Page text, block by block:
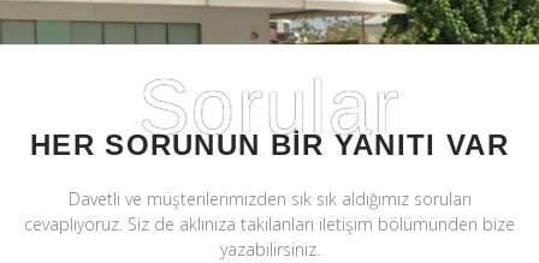
HER SORUNUN BIR YANITI VAR
Sorular
Davetli ve müşterilerimizden sık sık aldığımız soruları
cevaplıyoruz. Siz de aklınıza takılanları iletişim bölümünden bize
yazabilirsiniz.